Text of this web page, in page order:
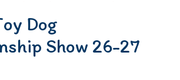
Dog
Show 26-27